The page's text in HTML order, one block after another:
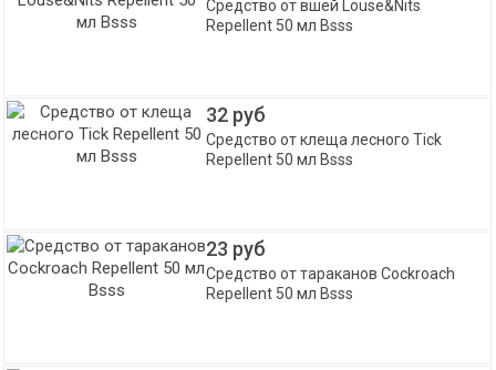
Средство от вшей Louse&Nits
Repellent 50 мл Bsss
32 руб
Средство от клеща лесного Tick
Repellent 50 мл Bsss
23 руб
Средство от тараканов Cockroach
Repellent 50 мл Bsss